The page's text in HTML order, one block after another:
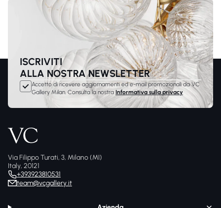
ISCRIVITI
ALLA NOSTRA NEWSLETTER
Accetto di ricevere aggiornamenti ed e-mail promozionali da VC
Gallery Milan. Consulta la nostra Informativa sulla privacy
Via Filippo Turati, 3, Milano (MI)
Italy, 20121
+393923810531
team@vcgallery.it